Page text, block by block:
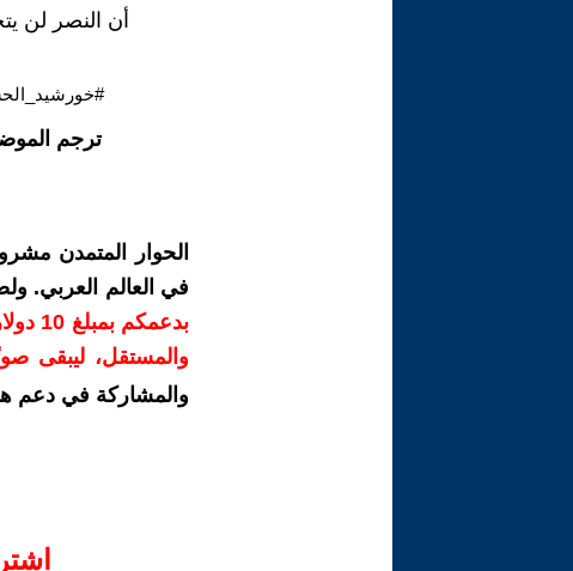
أن النصر لن
ترجم
الحوار المتمدن
في العالم العربي.
والمستقل، ليبقى
والمشاركة في دعم